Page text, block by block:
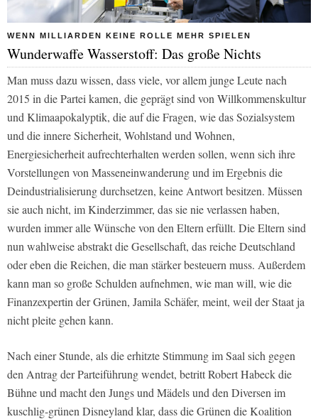
WENN MILLIARDEN KEINE ROLLE MEHR SPIELEN
Wunderwaffe Wasserstoff: Das große Nichts
Man muss dazu wissen, dass viele, vor allem junge Leute nach
2015 in die Partei kamen, die geprägt sind von Willkommenskultur
und Klimaapokalyptik, die auf die Fragen, wie das Sozialsystem
und die innere Sicherheit, Wohlstand und Wohnen,
Energiesicherheit aufrechterhalten werden sollen, wenn sich ihre
Vorstellungen von Masseneinwanderung und im Ergebnis die
Deindustrialisierung durchsetzen, keine Antwort besitzen. Müssen
sie auch nicht, im Kinderzimmer, das sie nie verlassen haben,
wurden immer alle Wünsche von den Eltern erfüllt. Die Eltern sind
nun wahlweise abstrakt die Gesellschaft, das reiche Deutschland
oder eben die Reichen, die man stärker besteuern muss. Außerdem
kann man so große Schulden aufnehmen, wie man will, wie die
Finanzexpertin der Grünen, Jamila Schäfer, meint, weil der Staat ja
nicht pleite gehen kann.
Nach einer Stunde, als die erhitzte Stimmung im Saal sich gegen
den Antrag der Parteiführung wendet, betritt Robert Habeck die
Bühne und macht den Jungs und Mädels und den Diversen im
kuschlig-grünen Disneyland klar, dass die Grünen die Koalition